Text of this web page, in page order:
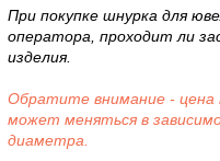
При покупке шнурка для
оператора, проходит ли
изделия.
Обратите внимание - цена
может меняться в
диаметра.